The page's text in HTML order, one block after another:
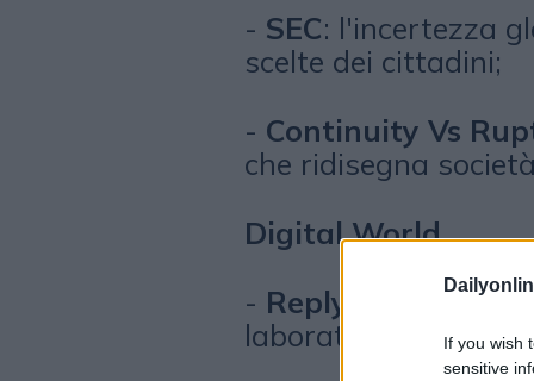
If you wish
sensitive
- SEC: l'incertezza
scelte dei cittadini;
- Continuity Vs
che ridisegna
Digital World
- Reply
porta
laboratori e dentro i